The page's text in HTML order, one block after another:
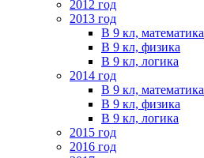
2012 год
2013 год
В 9 кл, математика
В 9 кл, физика
В 9 кл, логика
2014 год
В 9 кл, математика
В 9 кл, физика
В 9 кл, логика
2015 год
2016 год